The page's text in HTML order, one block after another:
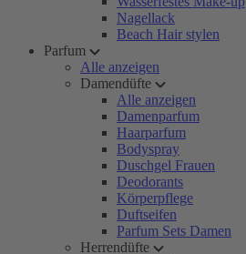
Nagellack
Beach Hair stylen
Parfum
Alle anzeigen
Damendüfte
Alle anzeigen
Damenparfum
Haarparfum
Bodyspray
Duschgel Frauen
Deodorants
Körperpflege
Duftseifen
Parfum Sets Damen
Herrendüfte